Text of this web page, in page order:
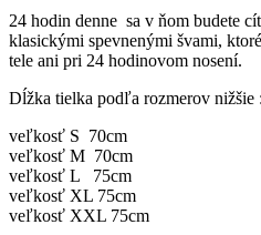
24 hodin denne sa v ňom budete
klasickými spevnenými švami,
tele ani pri 24 hodinovom nosení.
Dĺžka tielka podľa rozmerov nižšie :
veľkosť S 70cm
veľkosť M 70cm
veľkosť L 75cm
veľkosť XL 75cm
veľkosť XXL 75cm